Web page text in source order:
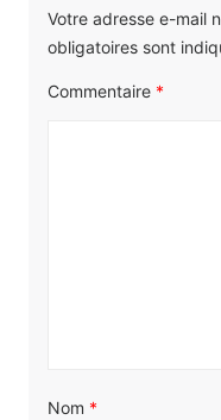
Votre adresse e-mail
obligatoires sont
Commentaire *
Nom *